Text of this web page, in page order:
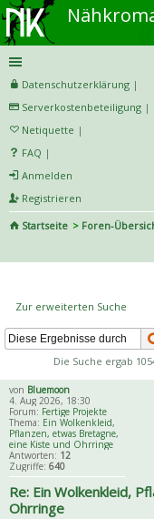
Datenschutzerklärung |
Serverkostenbeteiligung |
Netiquette |
FAQ |
Anmelden
Registrieren
Startseite
Foren-
Zur erweiterten Suche
Die Suche ergab
von Bluemoon
4. Aug 2026, 18:30
Forum: Fertige Projekte
Thema: Ein Wolkenkleid,
Pflanzen, etwas Bretagne,
eine Kiste und Ohrringe
Antworten: 12
Zugriffe: 640
Re: Ein Wolkenkleid,
Ohrringe